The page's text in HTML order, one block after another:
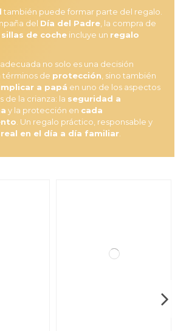
Pro
€
Respaldo
(2)
2 I Size
(1)
€
también puede formar parte del regalo.
del Día del Padre , la compra de
sillas de coche incluye un regalo
no solo es una decisión
de protección, sino también
a papá en uno de los aspectos
de la crianza: la seguridad a
y la protección en cada
. Un regalo práctico, responsable y
en el día a día familiar.